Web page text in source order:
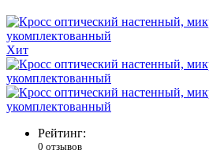
Хит
Рейтинг:
0 отзывов